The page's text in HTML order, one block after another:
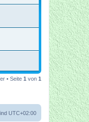
• Seite 1 von 1
UTC+02:00